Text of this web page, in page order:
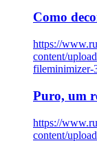
Como
https://
content/
fileminimizer-
Puro, um
https://
content/